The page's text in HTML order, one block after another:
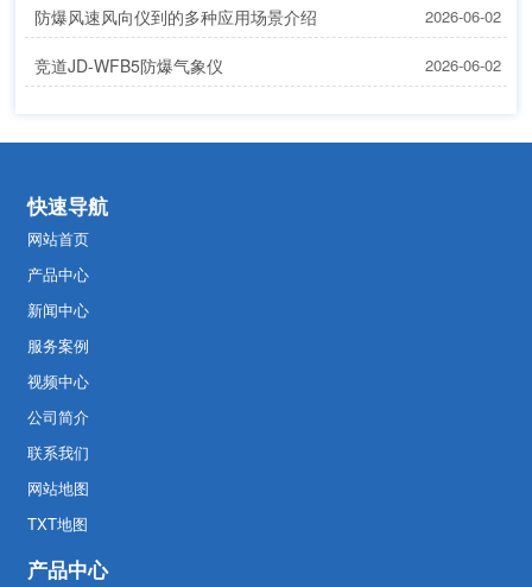
防爆风速风向仪到的多种应用场景介绍 2026-06-02
竞道JD-WFB5防爆气象仪 2026-06-02
快速导航
网站首页
产品中心
新闻中心
服务案例
视频中心
公司简介
联系我们
网站地图
TXT地图
产品中心